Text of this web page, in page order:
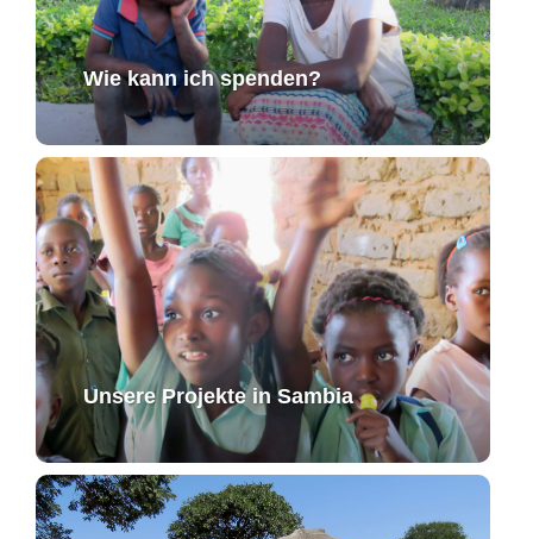
Wie kann ich spenden?
Unsere Projekte in Sambia